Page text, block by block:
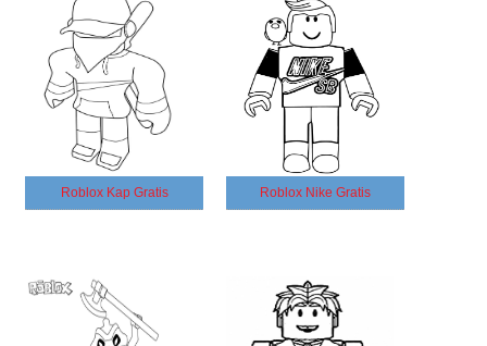
Roblox Kap Gratis Roblox Nike Gratis